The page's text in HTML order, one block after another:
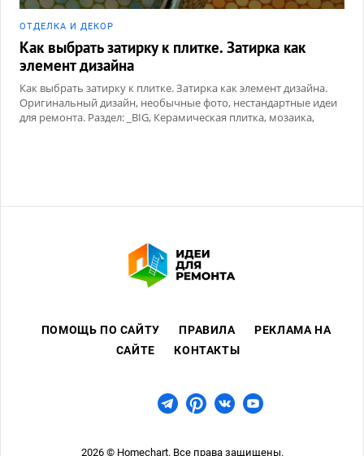
ОТДЕЛКА И ДЕКОР
Как выбрать затирку к плитке. Затирка как
элемент дизайна
Как выбрать затирку к плитке. Затирка как элемент дизайна.
Оригинальный дизайн, необычные фото, нестандартные идеи
для ремонта. Раздел: _BIG, Керамическая плитка, мозаика,
ПОМОЩЬ ПО САЙТУ ПРАВИЛА
РЕКЛАМА НА
САЙТЕ
КОНТАКТЫ
2026 © Homechart. Все права защищены.